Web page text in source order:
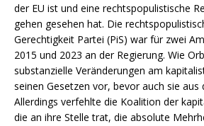
der EU ist und eine rechtspopulistische
gehen gesehen hat. Die
Gerechtigkeit Partei (PiS) war für zwei
2015 und 2023 an der Regierung. Wie
substanzielle Veränderungen am
seinen Gesetzen vor, bevor auch sie aus
Allerdings verfehlte die Koalition der
die an ihre Stelle trat, die absolute